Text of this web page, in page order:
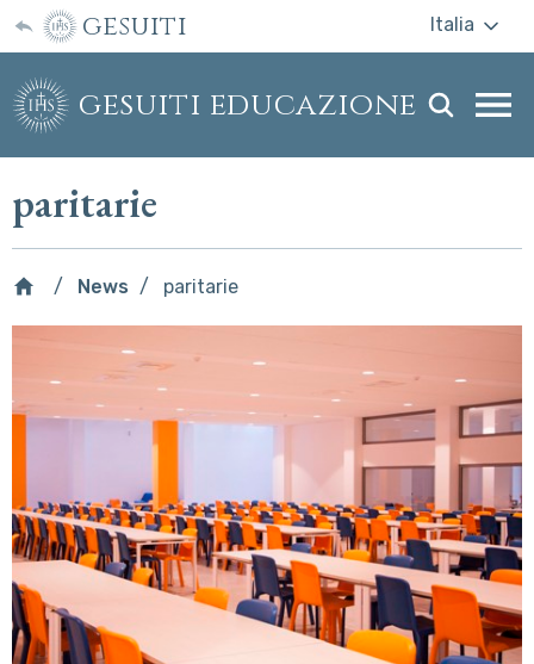
gesuiti Italia
gesuiti educazione
paritarie
News paritarie